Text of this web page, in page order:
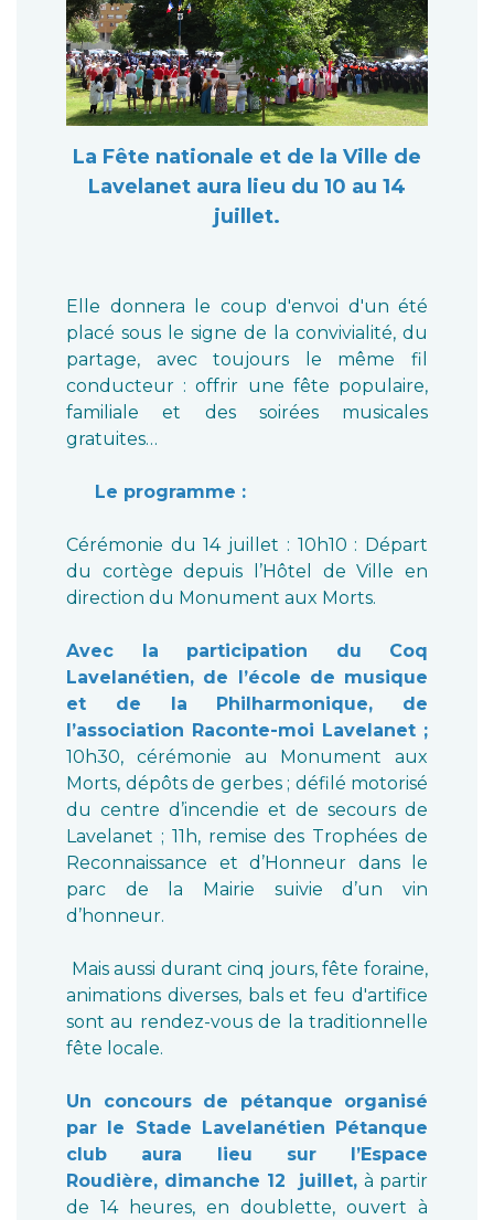
La Fête nationale et de la Ville de
Lavelanet aura lieu du 10 au 14
juillet.
Elle donnera le coup d'envoi d'un été
placé sous le signe de la convivialité, du
partage, avec toujours le même fil
conducteur : offrir une fête populaire,
familiale et des soirées musicales
gratuites…
Le programme :
Cérémonie du 14 juillet : 10h10 : Départ
du cortège depuis l’Hôtel de Ville en
direction du Monument aux Morts.
Avec la participation du Coq
Lavelanétien, de l’école de musique
et de la Philharmonique, de
l’association Raconte-moi Lavelanet ;
10h30, cérémonie au Monument aux
Morts, dépôts de gerbes ; défilé motorisé
du centre d’incendie et de secours de
Lavelanet ; 11h, remise des Trophées de
Reconnaissance et d’Honneur dans le
parc de la Mairie suivie d’un vin
d’honneur.
Mais aussi durant cinq jours, fête foraine,
animations diverses, bals et feu d'artifice
sont au rendez-vous de la traditionnelle
fête locale.
Un concours de pétanque organisé
par le Stade Lavelanétien Pétanque
club aura lieu sur l’Espace
Roudière, dimanche 12 juillet, à partir
de 14 heures, en doublette, ouvert à